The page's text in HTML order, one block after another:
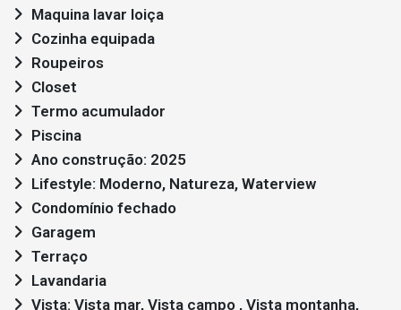
Maquina lavar loiça
Cozinha equipada
Roupeiros
Closet
Termo acumulador
Piscina
Ano construção: 2025
Lifestyle: Moderno, Natureza, Waterview
Condomínio fechado
Garagem
Terraço
Lavandaria